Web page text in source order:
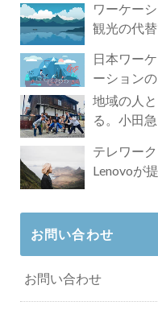
ワーケー
観光の代
日本ワー
ーション
地域の人
る。小田
テレワー
Lenovoが
お問い合わせ
お問い合わせ